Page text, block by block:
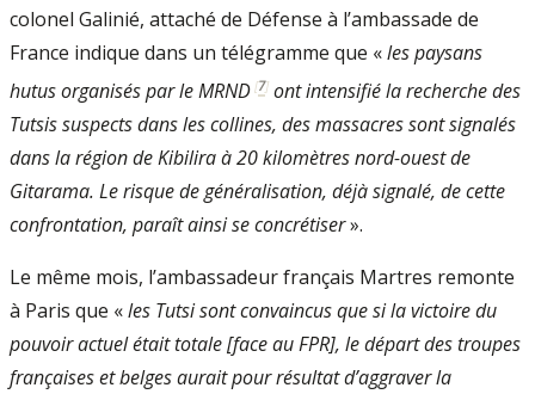
colonel Galinié, attaché de Défense à l’ambassade de
France indique dans un télégramme que «les paysans
hutus organisés par le MRND [7] ont intensifié la recherche des
Tutsis suspects dans les collines, des massacres sont signalés
dans la région de Kibilira à 20 kilomètres nord-ouest de
Gitarama. Le risque de généralisation, déjà signalé, de cette
confrontation, paraît ainsi se concrétiser».
Le même mois, l’ambassadeur français Martres remonte
à Paris que «les Tutsi sont convaincus que si la victoire du
pouvoir actuel était totale [face au FPR], le départ des troupes
françaises et belges aurait pour résultat d’aggraver la